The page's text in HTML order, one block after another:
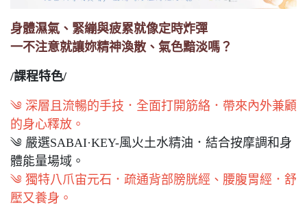
身體濕氣、緊繃與疲累就像定時炸彈
一不注意就讓妳精神渙散、氣色黯淡嗎？
/課程特色/
༄ 深層且流暢的手技．全面打開筋絡．帶來內外兼顧
的身心釋放。
༄ 嚴選SABAI·KEY-風火土水精油．結合按摩調和身
體能量場域。
༄ 獨特八爪宙元石．疏通背部膀胱經、腰腹胃經．舒
壓又養身。